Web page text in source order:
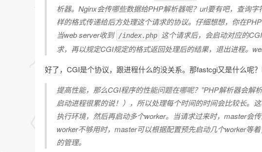
析器。Nginx会传哪些数据给PHP解析器呢？url要有吧，查询
样的格式传递给后方处理这个请求的协议。仔细想想，你在
当web server收到
/index.php
这个请求后，会启动对应的
求，再以规定CGI规定的格式返回处理后的结果，退出进程。
好了，CGI是个协议，跟进程什么的没关系。那fastcgi又是什么呢
提高性能，那么CGI程序的性能问题在哪呢？”PHP解析器会解
启动进程很累的说！），所以处理每个时间的时间会比较长。
执行环境，然后再启动多个worker。当请求过来时，master会
worker不够用时，master可以根据配置预先启动几个worker等
的管理。